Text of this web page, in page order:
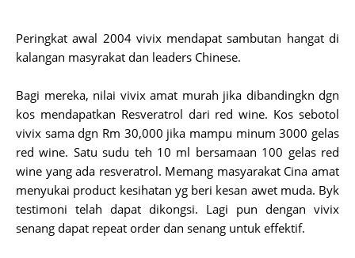
Peringkat awal 2004 vivix mendapat sambutan hangat di
kalangan masyrakat dan leaders Chinese.
Bagi mereka, nilai vivix amat murah jika dibandingkn dgn
kos mendapatkan Resveratrol dari red wine. Kos sebotol
vivix sama dgn Rm 30,000 jika mampu minum 3000 gelas
red wine. Satu sudu teh 10 ml bersamaan 100 gelas red
wine yang ada resveratrol. Memang masyarakat Cina amat
menyukai product kesihatan yg beri kesan awet muda. Byk
testimoni telah dapat dikongsi. Lagi pun dengan vivix
senang dapat repeat order dan senang untuk effektif.